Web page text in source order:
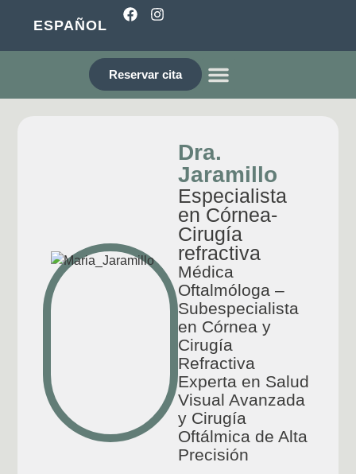
ESPAÑOL
Reservar cita
Dra.
Jaramillo
Especialista
en Córnea-
Cirugía
refractiva
Médica
Oftalmóloga –
Subespecialista
en Córnea y
Cirugía
Refractiva
Experta en Salud
Visual Avanzada
y Cirugía
Oftálmica de Alta
Precisión